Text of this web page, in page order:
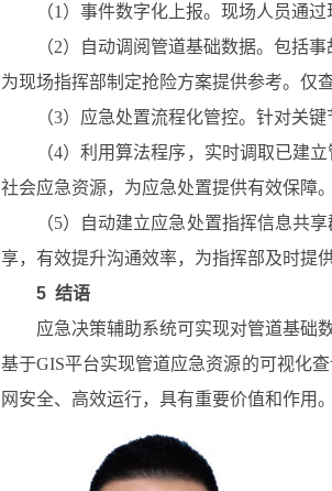
（1）事件数字化上报。现场人员通
（2）自动调阅管道基础数据。包括
为现场指挥部制定抢险方案提供参考。仅
（3）应急处置流程化管控。针对关
（4）利用算法程序，实时调取已建
社会应急资源，为应急处置提供有效保障
（5）自动建立应急处置指挥信息共
享，有效提升沟通效率，为指挥部及时提
5 结语
应急决策辅助系统可实现对管道基础
基于GIS平台实现管道应急资源的可视化
网安全、高效运行，具有重要价值和作用